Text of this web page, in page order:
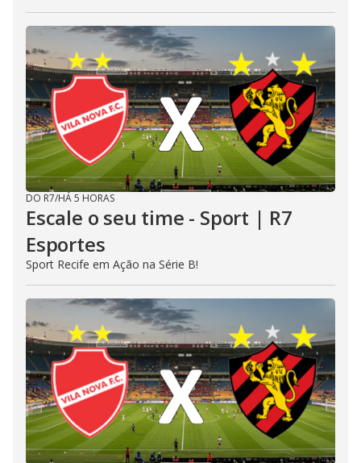
DO R7/HÁ 5 HORAS
Escale o seu time - Sport | R7
Esportes
Sport Recife em Ação na Série B!